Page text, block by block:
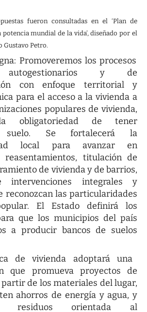
fueron consultadas en el ‘Plan de
mundial de la vida’, diseñado por el
Gustavo Petro.
Promoveremos los procesos
autogestionarios y de
con enfoque territorial y
para el acceso a la vivienda a
populares de vivienda,
obligatoriedad de tener
suelo. Se fortalecerá la
local para avanzar en
reasentamientos, titulación de
de vivienda y de barrios,
intervenciones integrales y
reconozcan las particularidades
El Estado definirá los
que los municipios del país
a producir bancos de suelos
de vivienda adoptará una
que promueva proyectos de
de los materiales del lugar,
ahorros de energía y agua, y
residuos orientada al